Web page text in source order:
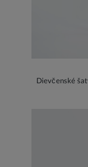
Dievčenské